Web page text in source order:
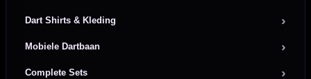
Dart Shirts & Kleding
Mobiele Dartbaan
Complete Sets